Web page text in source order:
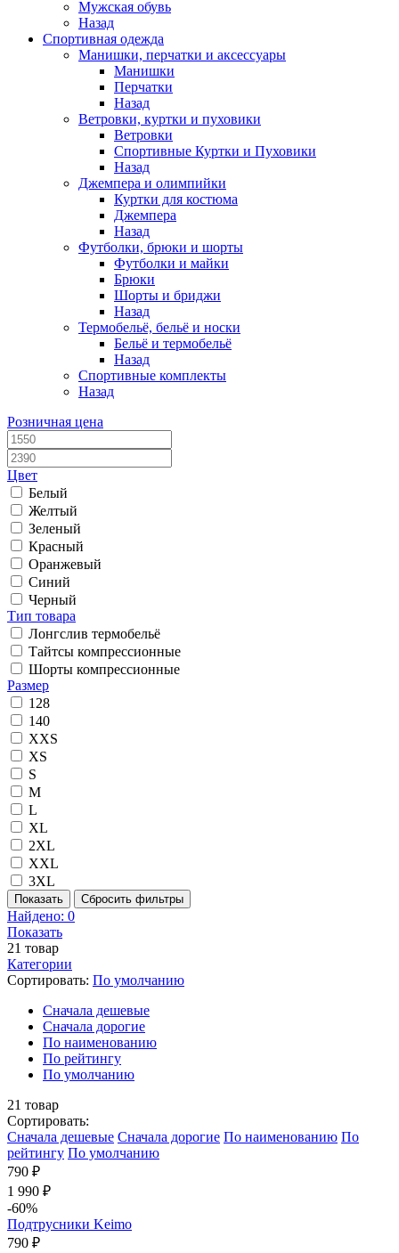
Мужская обувь
Назад
Спортивная одежда
Манишки, перчатки и аксессуары
Манишки
Перчатки
Назад
Ветровки, куртки и пуховики
Ветровки
Спортивные Куртки и Пуховики
Назад
Джемпера и олимпийки
Куртки для костюма
Джемпера
Назад
Футболки, брюки и шорты
Футболки и майки
Брюки
Шорты и бриджи
Назад
Термобельё, бельё и носки
Бельё и термобельё
Назад
Спортивные комплекты
Назад
Розничная цена
Цвет
Белый
Желтый
Зеленый
Красный
Оранжевый
Синий
Черный
Тип товара
Лонгслив термобельё
Тайтсы компрессионные
Шорты компрессионные
Размер
128
140
XXS
XS
S
M
L
XL
2XL
XXL
3XL
Показать Сбросить фильтры
Найдено: 0
Показать
21 товар
Категории
Сортировать: По умолчанию
Cначала дешевые
Cначала дорогие
По наименованию
По рейтингу
По умолчанию
21 товар
Сортировать:
Cначала дешевые Cначала дорогие По наименованию По
рейтингу По умолчанию
790 ₽
1 990 ₽
-60%
Подтрусники Keimo
790 ₽